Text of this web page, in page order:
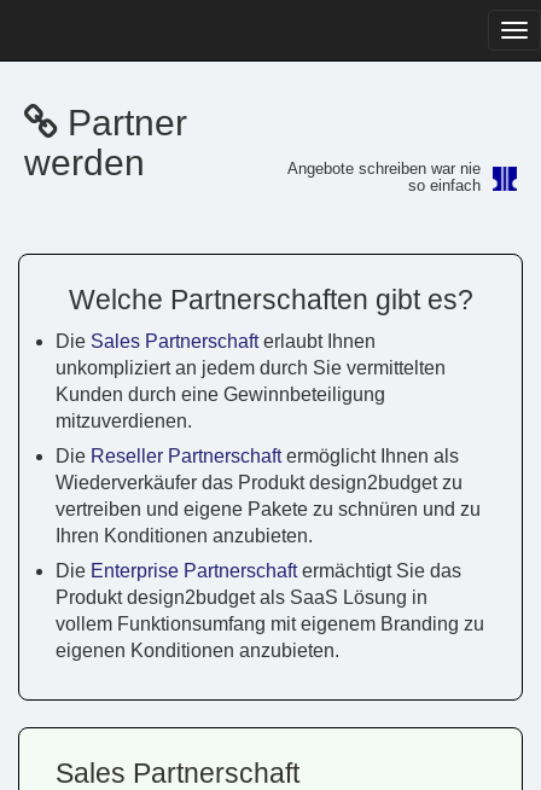
Partner
werden
Angebote schreiben war nie
so einfach
Welche Partnerschaften gibt es?
Die Sales Partnerschafterlaubt Ihnen
unkompliziert an jedem durch Sie vermittelten
Kunden durch eine Gewinnbeteiligung
mitzuverdienen.
Die Reseller Partnerschaftermöglicht Ihnen als
Wiederverkäufer das Produkt design2budget zu
vertreiben und eigene Pakete zu schnüren und zu
Ihren Konditionen anzubieten.
Die Enterprise Partnerschaftermächtigt Sie das
Produkt design2budget als SaaS Lösung in
vollem Funktionsumfang mit eigenem Branding zu
eigenen Konditionen anzubieten.
Sales Partnerschaft